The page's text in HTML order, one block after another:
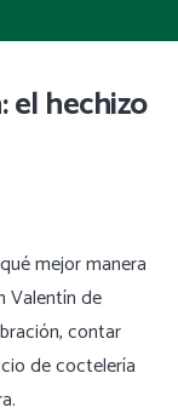
el hechizo
mejor manera
Valentín de
contar
de coctelería